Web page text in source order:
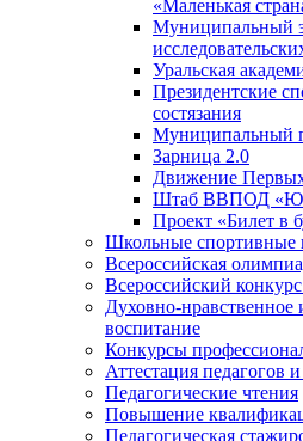
«Маленькая
Муниципальный
Уральская
Президентские
состязания
Муниципальный
Зарница 2.0
Движение
Штаб ВВПОД
Проект «Билет в
Школьные спортивные
Всероссийская
Всероссийский
Духовно-нравственное
воспитание
Конкурсы
Аттестация педагогов
Педагогические чтения
Повышение
Педагогическая